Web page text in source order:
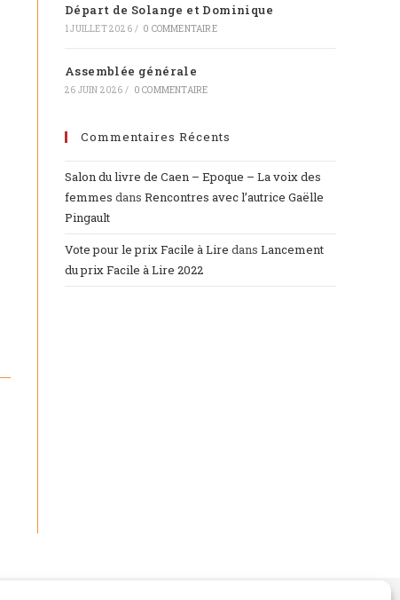
Départ de Solange et Dominique
1 JUILLET 2026 / 0 COMMENTAIRE
Assemblée générale
26 JUIN 2026 / 0 COMMENTAIRE
Commentaires Récents
Salon du livre de Caen – Epoque – La voix des
femmes dans Rencontres avec l’autrice Gaëlle
Pingault
Vote pour le prix Facile à Lire dans Lancement
du prix Facile à Lire 2022